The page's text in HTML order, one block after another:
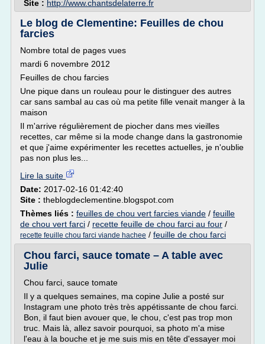
Site : http://www.chantsdelaterre.fr
Le blog de Clementine: Feuilles de chou
farcies
Nombre total de pages vues
mardi 6 novembre 2012
Feuilles de chou farcies
Une pique dans un rouleau pour le distinguer des autres
car sans sambal au cas où ma petite fille venait manger à la
maison
Il m'arrive régulièrement de piocher dans mes vieilles
recettes, car même si la mode change dans la gastronomie
et que j'aime expérimenter les recettes actuelles, je n'oublie
pas non plus les...
Lire la suite
Date: 2017-02-16 01:42:40
Site : theblogdeclementine.blogspot.com
Thèmes liés : feuilles de chou vert farcies viande / feuille
de chou vert farci / recette feuille de chou farci au four /
recette feuille chou farci viande hachee / feuille de chou farci
Chou farci, sauce tomate – A table avec
Julie
Chou farci, sauce tomate
Il y a quelques semaines, ma copine Julie a posté sur
Instagram une photo très très appétissante de chou farci.
Bon, il faut bien avouer que, le chou, c'est pas trop mon
truc. Mais là, allez savoir pourquoi, sa photo m'a mise
l'eau à la bouche et je me suis mis en tête d'essayer moi